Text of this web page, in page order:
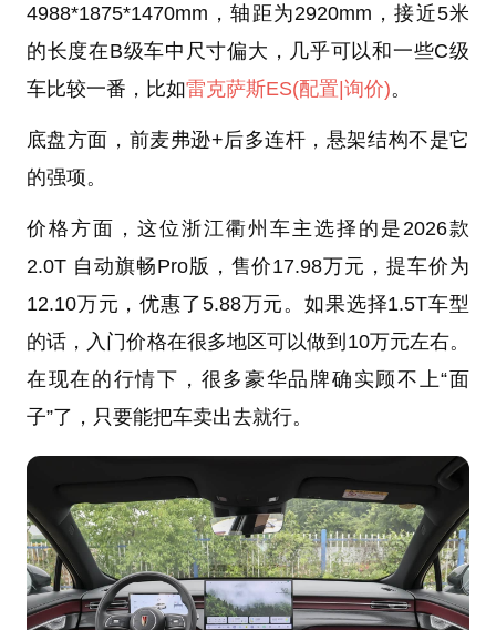
4988*1875*1470mm，轴距为2920mm，接近5米
的长度在B级车中尺寸偏大，几乎可以和一些C级
车比较一番，比如雷克萨斯ES(配置|询价)。
底盘方面，前麦弗逊+后多连杆，悬架结构不是它
的强项。
价格方面，这位浙江衢州车主选择的是2026款
2.0T 自动旗畅Pro版，售价17.98万元，提车价为
12.10万元，优惠了5.88万元。如果选择1.5T车型
的话，入门价格在很多地区可以做到10万元左右。
在现在的行情下，很多豪华品牌确实顾不上“面
子”了，只要能把车卖出去就行。